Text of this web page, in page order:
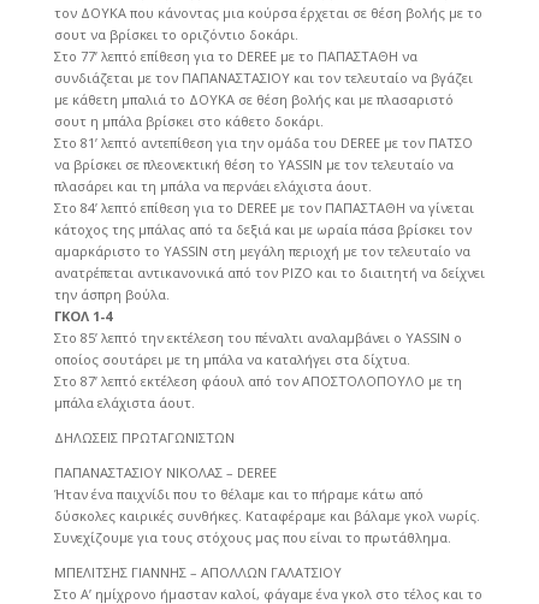
τον ΔΟΥΚΑ που κάνοντας μια κούρσα έρχεται σε θέση βολής με το
σουτ να βρίσκει το οριζόντιο δοκάρι.
Στο 77’ λεπτό επίθεση για το DEREE με το ΠΑΠΑΣΤΑΘΗ να
συνδιάζεται με τον ΠΑΠΑΝΑΣΤΑΣΙΟΥ και τον τελευταίο να βγάζει
με κάθετη μπαλιά το ΔΟΥΚΑ σε θέση βολής και με πλασαριστό
σουτ η μπάλα βρίσκει στο κάθετο δοκάρι.
Στο 81’ λεπτό αντεπίθεση για την ομάδα του DEREE με τον ΠΑΤΣΟ
να βρίσκει σε πλεονεκτική θέση το YASSIN με τον τελευταίο να
πλασάρει και τη μπάλα να περνάει ελάχιστα άουτ.
Στο 84’ λεπτό επίθεση για το DEREE με τον ΠΑΠΑΣΤΑΘΗ να γίνεται
κάτοχος της μπάλας από τα δεξιά και με ωραία πάσα βρίσκει τον
αμαρκάριστο το ΥASSIN στη μεγάλη περιοχή με τον τελευταίο να
ανατρέπεται αντικανονικά από τον ΡΙΖΟ και το διαιτητή να δείχνει
την άσπρη βούλα.
ΓΚΟΛ 1-4
Στο 85’ λεπτό την εκτέλεση του πέναλτι αναλαμβάνει ο ΥASSIN ο
οποίος σουτάρει με τη μπάλα να καταλήγει στα δίχτυα.
Στο 87’ λεπτό εκτέλεση φάουλ από τον ΑΠΟΣΤΟΛΟΠΟΥΛΟ με τη
μπάλα ελάχιστα άουτ.
ΔΗΛΩΣΕΙΣ ΠΡΩΤΑΓΩΝΙΣΤΩΝ
ΠΑΠΑΝΑΣΤΑΣΙΟΥ ΝΙΚOΛΑΣ – DEREE
Ήταν ένα παιχνίδι που το θέλαμε και το πήραμε κάτω από
δύσκολες καιρικές συνθήκες. Καταφέραμε και βάλαμε γκολ νωρίς.
Συνεχίζουμε για τους στόχους μας που είναι το πρωτάθλημα.
ΜΠΕΛΙΤΣΗΣ ΓΙΑΝΝΗΣ – ΑΠΟΛΛΩΝ ΓΑΛΑΤΣΙΟΥ
Στο Α’ ημίχρονο ήμασταν καλοί, φάγαμε ένα γκολ στο τέλος και το